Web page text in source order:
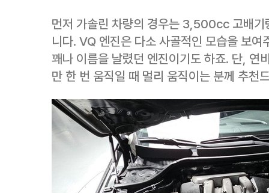
먼저 가솔린 차량의 경우는 3,500cc 고배
니다. VQ 엔진은 다소 사골적인 모습을 보여
꽤나 이름을 날렸던 엔진이기도 하죠. 단, 연
만 한 번 움직일 때 멀리 움직이는 분께 추천